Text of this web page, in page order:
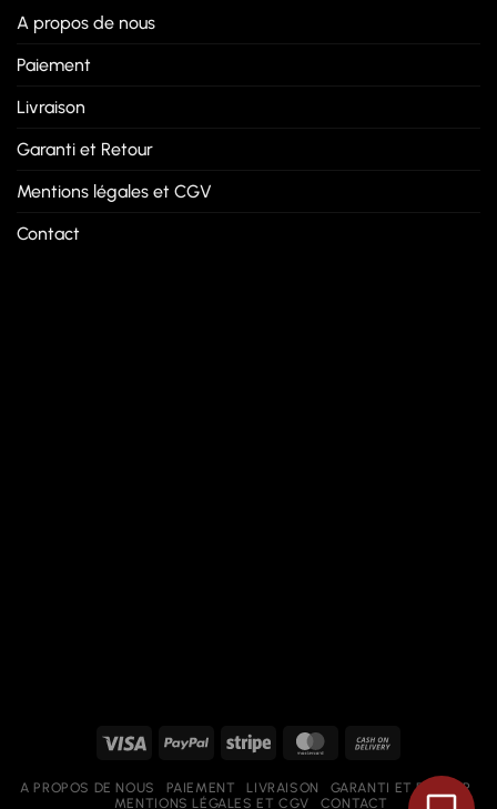
A propos de nous
Paiement
Livraison
Garanti et Retour
Mentions légales et CGV
Contact
Visa PayPal Stripe MasterCard
Delivery
A PROPOS DE NOUS PAIEMENT LIVRAISON
GARANTI ET RETOUR
MENTIONS LÉGALES ET CGV
CONTACT